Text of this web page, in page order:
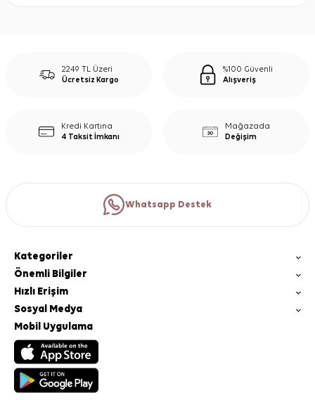
2249 TL Üzeri
Ücretsiz Kargo
%100 Güvenli
Alışveriş
Kredi Kartına
4 Taksit İmkanı
Mağazada
Değişim
Whatsapp Destek
Kategoriler
Önemli Bilgiler
Hızlı Erişim
Sosyal Medya
Mobil Uygulama